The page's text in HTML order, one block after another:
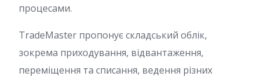
процесами.
TradeMaster пропонує складський облік,
зокрема приходування, відвантаження,
переміщення та списання, ведення різних